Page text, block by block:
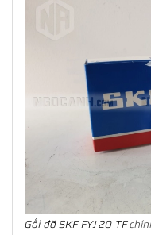
Gối đỡ SKF FYJ 20 TF